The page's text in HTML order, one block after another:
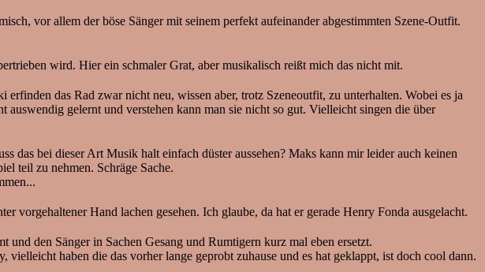
vor allem der böse Sänger mit seinem perfekt aufeinander abgestimmten Szene-Outfit.
wird. Hier ein schmaler Grat, aber musikalisch reißt mich das nicht mit.
das Rad zwar nicht neu, wissen aber, trotz Szeneoutfit, zu unterhalten. Wobei es ja
gelernt und verstehen kann man sie nicht so gut. Vielleicht singen die über
das bei dieser Art Musik halt einfach düster aussehen? Maks kann mir leider auch keinen
teil zu nehmen. Schräge Sache.
vorgehaltener Hand lachen gesehen. Ich glaube, da hat er gerade Henry Fonda ausgelacht.
den Sänger in Sachen Gesang und Rumtigern kurz mal eben ersetzt.
haben die das vorher lange geprobt zuhause und es hat geklappt, ist doch cool dann.